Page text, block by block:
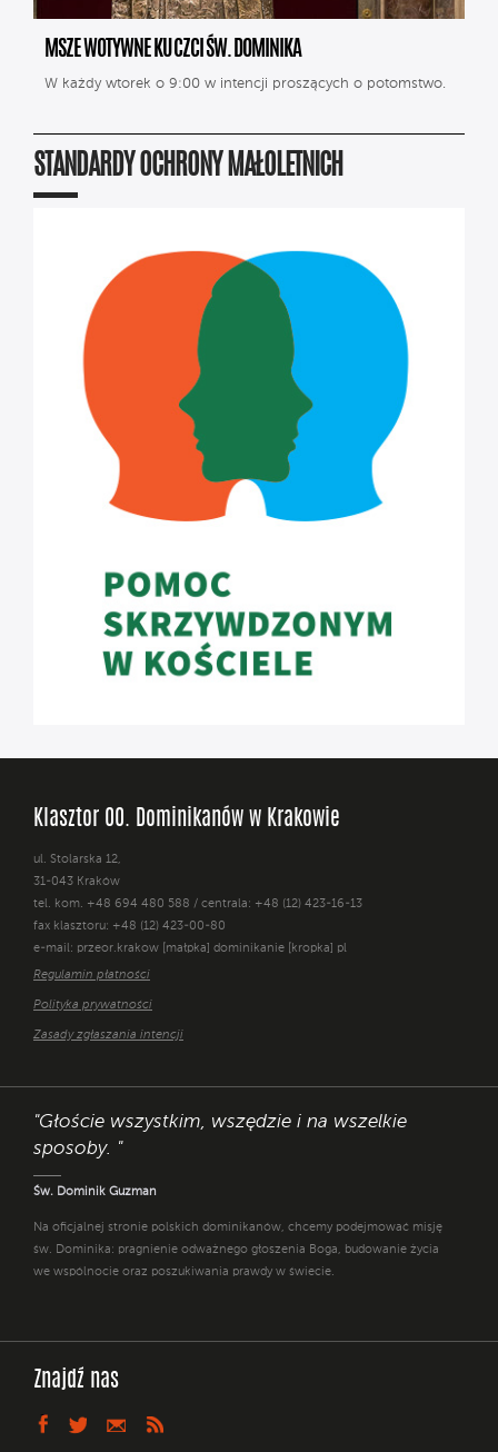
MSZE WOTYWNE KU CZCI ŚW. DOMINIKA
W każdy wtorek o 9:00 w intencji proszących o potomstwo.
STANDARDY OCHRONY MAŁOLETNICH
Klasztor OO. Dominikanów w Krakowie
ul. Stolarska 12,
31-043 Kraków
tel. kom. +48 694 480 588 / centrala: +48 (12) 423-16-13
fax klasztoru: +48 (12) 423-00-80
e-mail: przeor.krakow [małpka] dominikanie [kropka] pl
Regulamin płatności
Polityka prywatności
Zasady zgłaszania intencji
"Głoście wszystkim, wszędzie i na wszelkie
sposoby. "
Św. Dominik Guzman
Na oficjalnej stronie polskich dominikanów, chcemy podejmować misję
św. Dominika: pragnienie odważnego głoszenia Boga, budowanie życia
we wspólnocie oraz poszukiwania prawdy w świecie.
Znajdź nas